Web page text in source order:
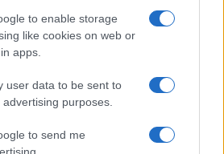
to enable storage
like cookies on web or
apps.
user data to be sent to
purposes.
to send me